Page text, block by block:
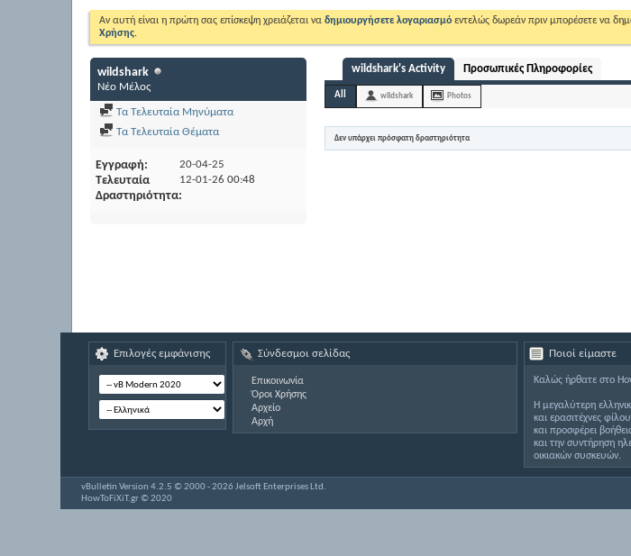
Αν αυτή είναι η πρώτη σας επίσκεψη χρειάζεται ναδημιουργήσετε λογαριασμό εντελώς δωρεάν πριν μπορέσετε να
Χρήσης.
wildshark
Νέο Μέλος
Τα Τελευταία Μηνύματα
Τα Τελευταία Θέματα
Εγγραφή 20-04-25
Τελευταία
Δραστηριότητα
12-01-2600:48
wildshark's Activity Προσωπικές Πληροφορίες
All wildshark Photos
Δεν υπάρχει πρόσφατη δραστηριότητα
Επιλογές εμφάνισης Σύνδεσμοι σελίδας
Επικοινωνία
Όροι Χρήσης
Αρχείο
Αρχή
Ποιοί είμαστε
Καλώς ήρθατε στο
Η μεγαλύτερη
και ερασιτέχνες
και προσφέρει
και την συντήρηση
οικιακών συσκευών.
vBulletin Version 4.2.5 © 2000 - 2026 Jelsoft Enterprises Ltd.
HowToFiXiT.gr © 2020